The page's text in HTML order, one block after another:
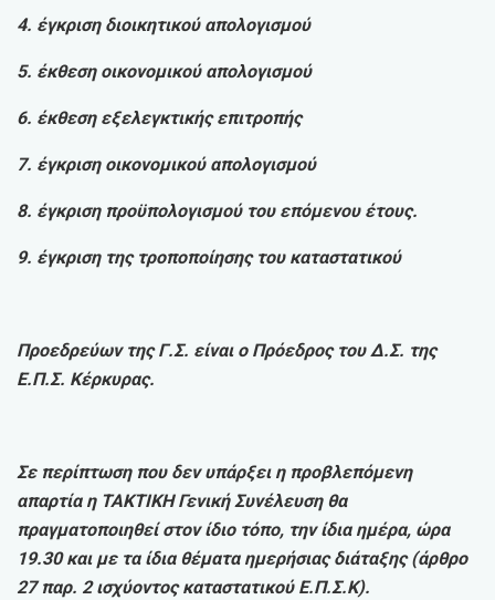
4. έγκριση διοικητικού απολογισμού
5. έκθεση οικονομικού απολογισμού
6. έκθεση εξελεγκτικής επιτροπής
7. έγκριση οικονομικού απολογισμού
8. έγκριση προϋπολογισμού του επόμενου έτους.
9. έγκριση της τροποποίησης του καταστατικού
Προεδρεύων της Γ.Σ. είναι ο Πρόεδρος του Δ.Σ. της
Ε.Π.Σ. Κέρκυρας.
Σε περίπτωση που δεν υπάρξει η προβλεπόμενη
απαρτία η ΤΑΚΤΙΚΗ Γενική Συνέλευση θα
πραγματοποιηθεί στον ίδιο τόπο, την ίδια ημέρα, ώρα
19.30 και με τα ίδια θέματα ημερήσιας διάταξης (άρθρο
27 παρ. 2 ισχύοντος καταστατικού Ε.Π.Σ.Κ).